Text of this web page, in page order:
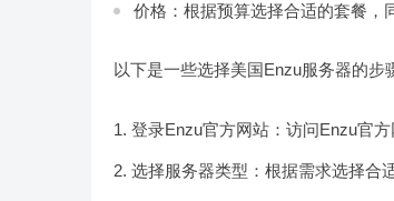
价格：根据预算选择合适的套餐，
以下是一些选择美国Enzu服务器的步
登录Enzu官方网站：访问Enzu官
选择服务器类型：根据需求选择合